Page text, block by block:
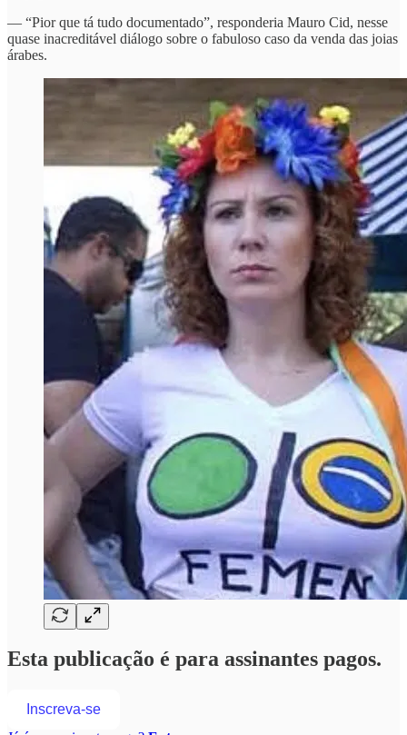
— “Pior que tá tudo documentado”, responderia Mauro Cid, nesse
quase inacreditável diálogo sobre o fabuloso caso da venda das joias
árabes.
Esta publicação é para assinantes pagos.
Inscreva-se